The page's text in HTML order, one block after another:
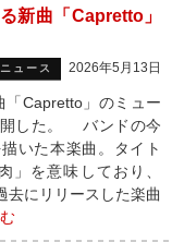
新曲「Capretto」
ュース 2026年5月13日
Capretto」のミュー
開した。 バンドの今
いた本楽曲。タイト
」を意味しており、
去にリリースした楽曲